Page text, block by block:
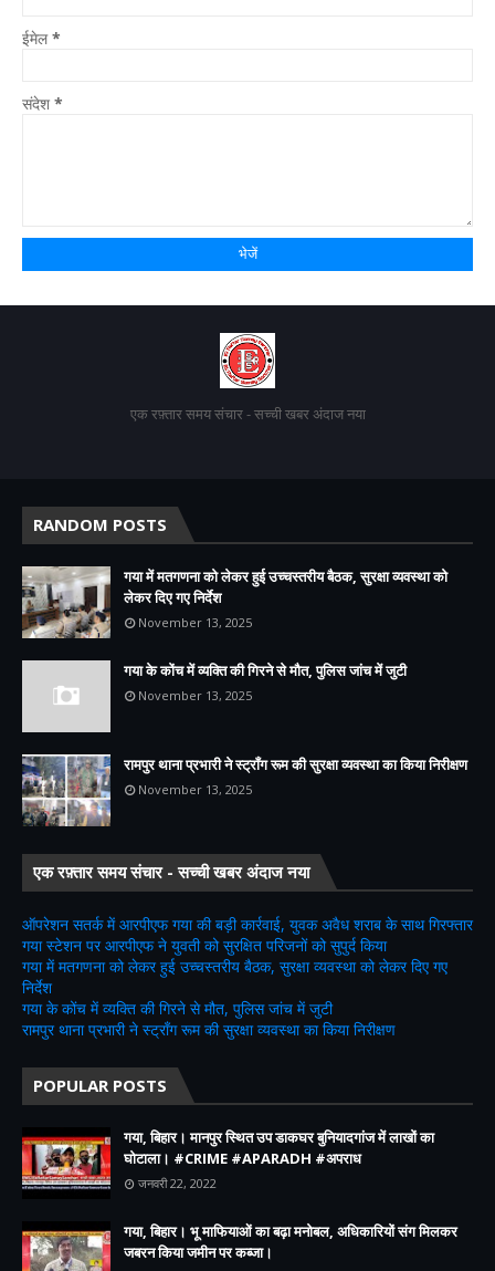
ईमेल*
संदेश *
एक रफ़्तार समय संचार - सच्ची खबर अंदाज नया
RANDOM POSTS
गया में मतगणना को लेकर हुई उच्चस्तरीय बैठक, सुरक्षा व्यवस्था को
लेकर दिए गए निर्देश
November 13, 2025
गया के कोंच में व्यक्ति की गिरने से मौत, पुलिस जांच में जुटी
November 13, 2025
रामपुर थाना प्रभारी ने स्ट्रॉंग रूम की सुरक्षा व्यवस्था का किया निरीक्षण
November 13, 2025
एक रफ़्तार समय संचार - सच्ची खबर अंदाज नया
ऑपरेशन सतर्क में आरपीएफ गया की बड़ी कार्रवाई, युवक अवैध शराब के साथ गिरफ्तार
गया स्टेशन पर आरपीएफ ने युवती को सुरक्षित परिजनों को सुपुर्द किया
गया में मतगणना को लेकर हुई उच्चस्तरीय बैठक, सुरक्षा व्यवस्था को लेकर दिए गए
निर्देश
गया के कोंच में व्यक्ति की गिरने से मौत, पुलिस जांच में जुटी
रामपुर थाना प्रभारी ने स्ट्रॉंग रूम की सुरक्षा व्यवस्था का किया निरीक्षण
POPULAR POSTS
गया, बिहार। मानपुर स्थित उप डाकघर बुनियादगांज में लाखों का
घोटाला। #CRIME #APARADH #अपराध
जनवरी 22, 2022
गया, बिहार। भू माफियाओं का बढ़ा मनोबल, अधिकारियों संग मिलकर
जबरन किया जमीन पर कब्जा।